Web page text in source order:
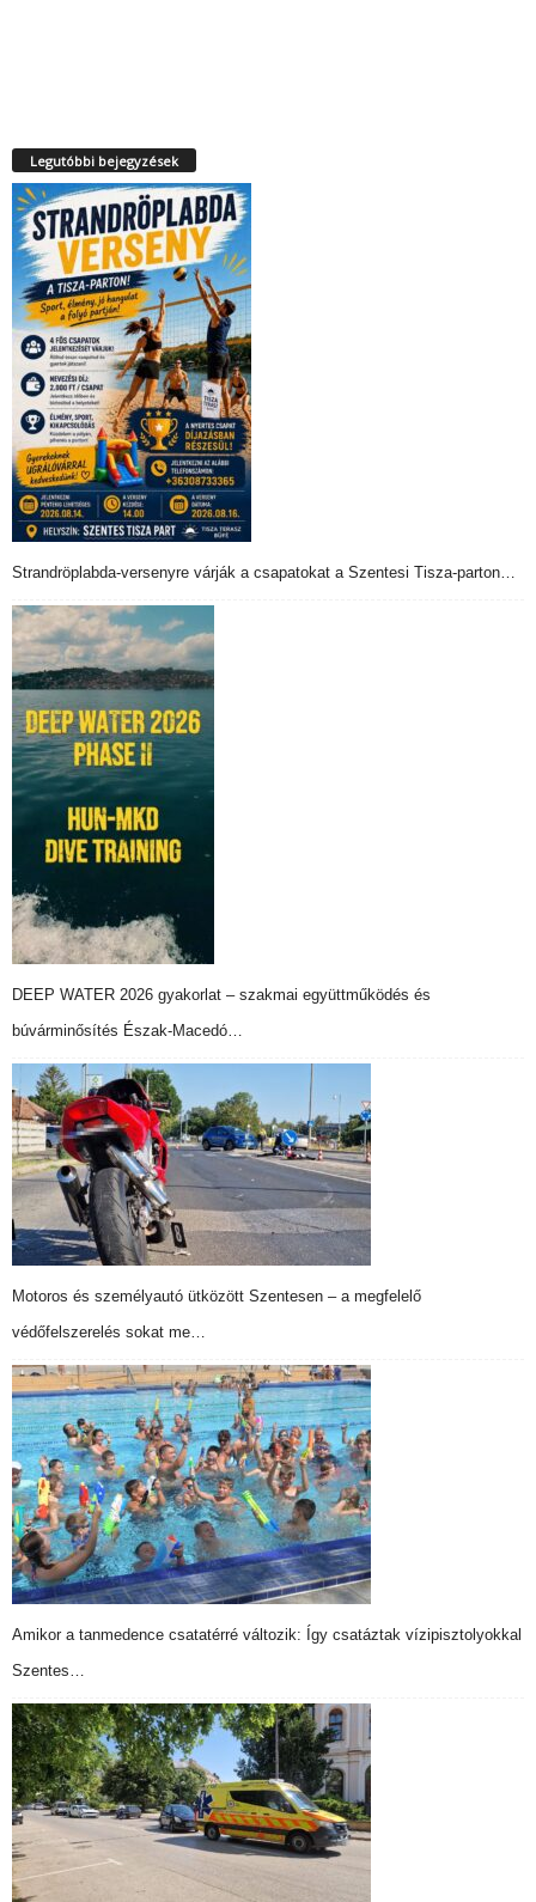
Legutóbbi bejegyzések
Strandröplabda-versenyre várják a csapatokat a Szentesi Tisza-parton…
DEEP WATER 2026 gyakorlat – szakmai együttműködés és
búvárminősítés Észak-Macedó…
Motoros és személyautó ütközött Szentesen – a megfelelő
védőfelszerelés sokat me…
Amikor a tanmedence csatatérré változik: Így csatáztak vízipisztolyokkal
Szentes…